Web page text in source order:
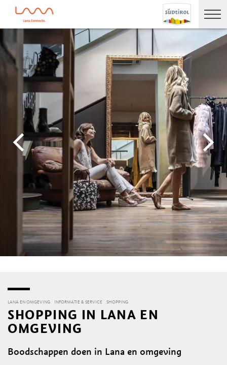
LANA EN OMGEVING INFORMATIE & SERVICE SHOPPING
SHOPPING IN LANA EN
OMGEVING
Boodschappen doen in Lana en omgeving